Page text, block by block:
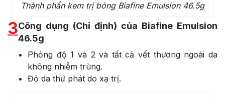
Thành phần kem trị bỏng Biafine Emulsion 46.5g
3Công dụng (Chỉ định) của Biafine Emulsion
46.5g
Phỏng độ 1 và 2 và tất cả vết thương ngoài da
không nhiễm trùng.
Đỏ da thứ phát do xạ trị.